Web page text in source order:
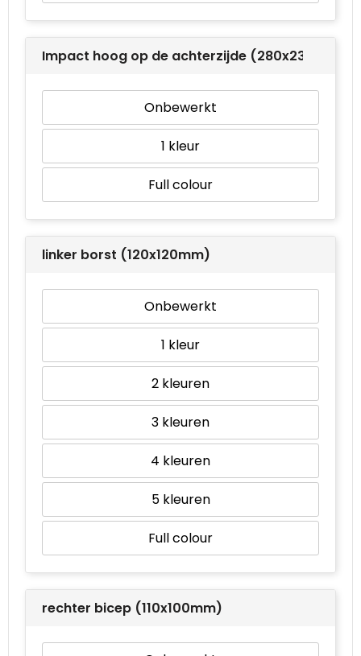
Impact hoog op de achterzijde (280x230mm)
Onbewerkt
1
Full colour
linker borst (120x120mm)
Onbewerkt
1
2
3
4
5
Full colour
rechter bicep (110x100mm)